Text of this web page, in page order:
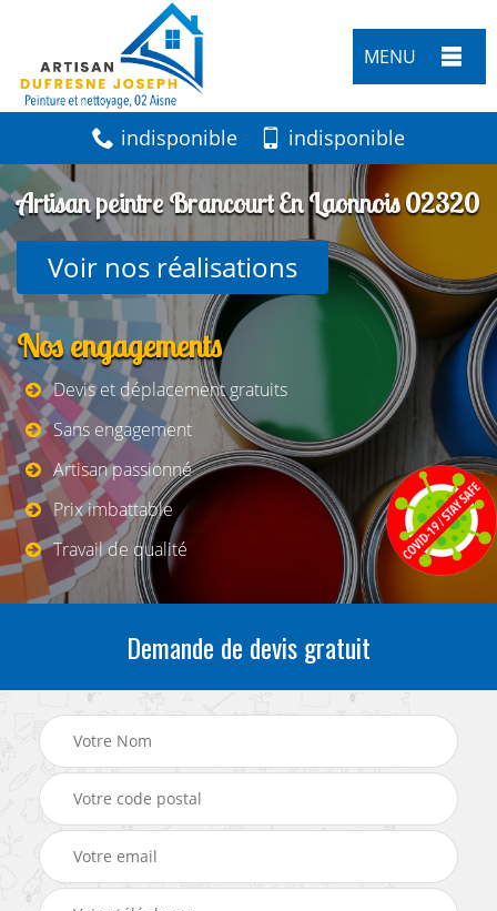
MENU
indisponible indisponible
Artisan peintre Brancourt En Laonnois 02320
Voir nos réalisations
Nos engagements
Devis et déplacement gratuits
Sans engagement
Artisan passionné
Prix imbattable
Travail de qualité
Demande de devis gratuit